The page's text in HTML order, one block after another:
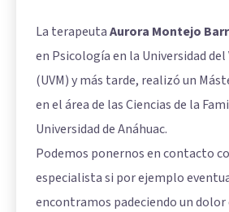
La terapeutaAurora Montejo
en Psicología en la Universidad del
(UVM) y más tarde, realizó un
en el área de las Ciencias de la
Universidad de Anáhuac.
Podemos ponernos en contacto
especialista si por ejemplo
encontramos padeciendo un dolor